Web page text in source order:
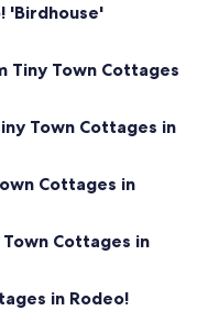
'Birdhouse'
Tiny Town Cottages
Town Cottages in
Cottages in
Cottages in
in Rodeo!